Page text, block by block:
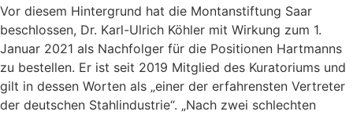
Vor diesem Hintergrund hat die Montanstiftung Saar
beschlossen, Dr. Karl-Ulrich Köhler mit Wirkung zum 1.
Januar 2021 als Nachfolger für die Positionen Hartmanns
zu bestellen. Er ist seit 2019 Mitglied des Kuratoriums und
gilt in dessen Worten als „einer der erfahrensten Vertreter
der deutschen Stahlindustrie“. „Nach zwei schlechten